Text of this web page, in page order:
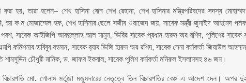
হয়, তারা হলেন– শেখ হাসিনা বোন শেখ রেহানা, শেখ হাসিনার মন্ত্রিপরিষদের সদস্য
আ ক ম মোজাম্মেল হক, শেখ হাসিনার ছেলে সজীব ওয়াজেদ জয়, সাবেক মন্ত্রী জুনাইদ আহমেদ
সাবেক আইজিপি আবদুল্লাহ আল মামুন, ডিবির সাবেক প্রধান হারুন অর রশিদ, পুলিশের সাবেক
কমিশনার হাবিবুর রহমান, সাবেক র‌্যাব ডিজি হারুন অর রশিদ, সাবেক সেনা কর্মকর্তা জিয়াউল
শামসুদ্দিন চৌধুরী মানিক, ড. জাফর ইকবাল, সাবেক পুলিশ কর্মকর্তা মনিরুল ইসলামসহ ৪৬ জন।
বিচারপতি মো. গোলাম মর্তুজা মজুমদারের নেতৃত্বে তিন বিচারপতির বেঞ্চ এ আদেশ দেন। অপর